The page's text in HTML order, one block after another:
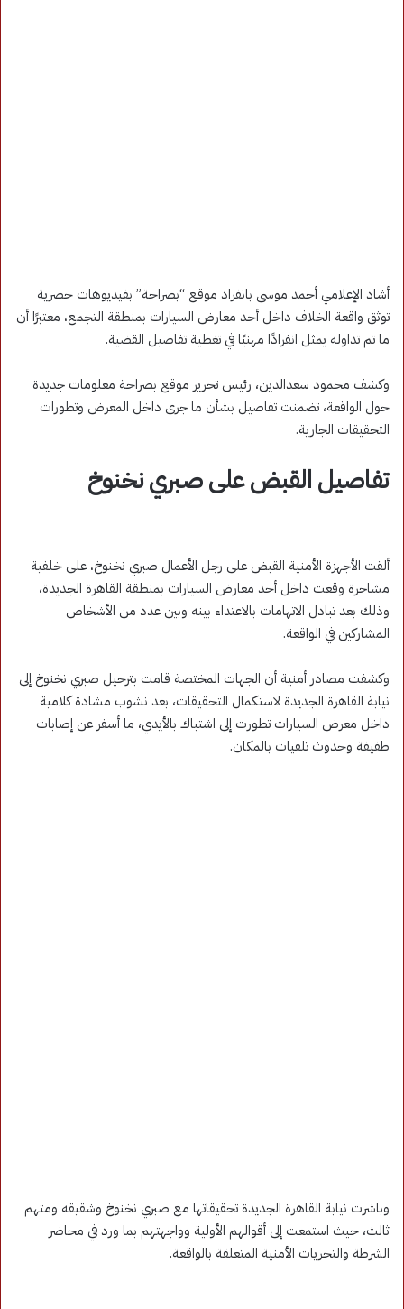
أشاد الإعلامي أحمد موسى بانفراد موقع “بصراحة” بفيديوهات حصرية
توثق واقعة الخلاف داخل أحد معارض السيارات بمنطقة التجمع، معتبرًا أن
ما تم تداوله يمثل انفرادًا مهنيًا في تغطية تفاصيل القضية.
وكشف محمود سعدالدين، رئيس تحرير موقع بصراحة معلومات جديدة
حول الواقعة، تضمنت تفاصيل بشأن ما جرى داخل المعرض وتطورات
التحقيقات الجارية.
تفاصيل القبض على صبري نخنوخ
ألقت الأجهزة الأمنية القبض على رجل الأعمال صبري نخنوخ، على خلفية
مشاجرة وقعت داخل أحد معارض السيارات بمنطقة القاهرة الجديدة،
وذلك بعد تبادل الاتهامات بالاعتداء بينه وبين عدد من الأشخاص
المشاركين في الواقعة.
وكشفت مصادر أمنية أن الجهات المختصة قامت بترحيل صبري نخنوخ إلى
نيابة القاهرة الجديدة لاستكمال التحقيقات، بعد نشوب مشادة كلامية
داخل معرض السيارات تطورت إلى اشتباك بالأيدي، ما أسفر عن إصابات
طفيفة وحدوث تلفيات بالمكان.
وباشرت نيابة القاهرة الجديدة تحقيقاتها مع صبري نخنوخ وشقيقه ومتهم
ثالث، حيث استمعت إلى أقوالهم الأولية وواجهتهم بما ورد في محاضر
الشرطة والتحريات الأمنية المتعلقة بالواقعة.